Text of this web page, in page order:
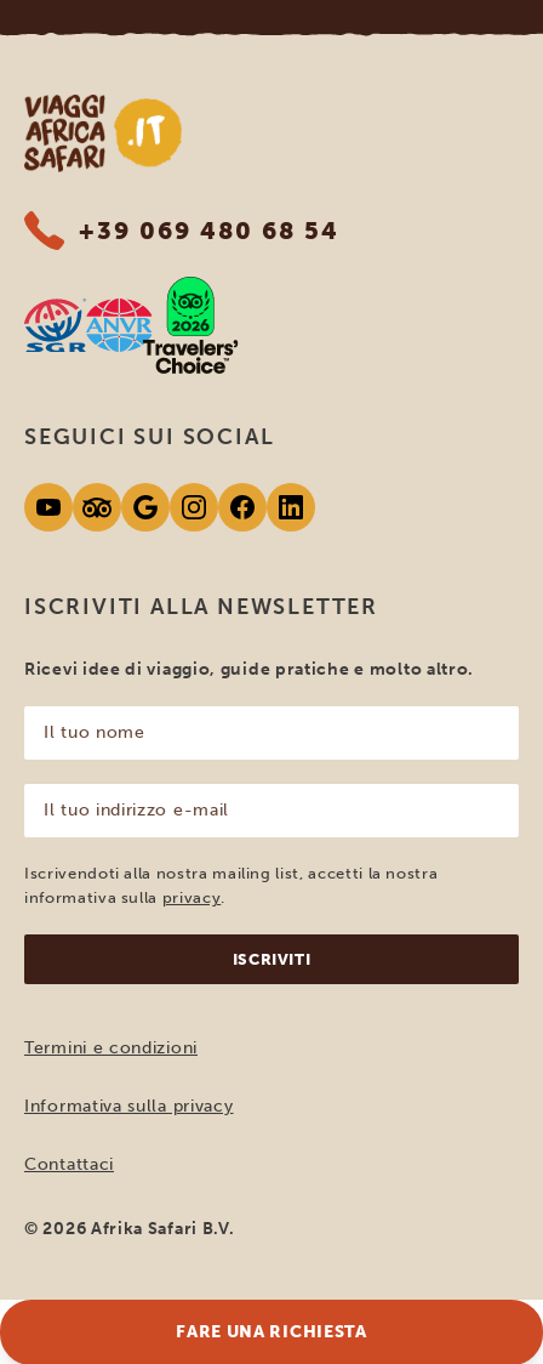
Viaggi Africa Safari
+39 069 480 68 54
ISCRIVITI ALLA NEWSLETTER
Ricevi idee di viaggio, guide pratiche e molto altro.
tuo
nome
(Obbligatorio)
tuo
indirizzo
e-
mail
Iscrivendoti alla nostra mailing list, accetti la nostra
informativa sulla privacy.
SEGUICI SUI SOCIAL
Termini e condizioni
Informativa sulla privacy
Contattaci
© 2026 Afrika Safari B.V.
FARE UNA RICHIESTA